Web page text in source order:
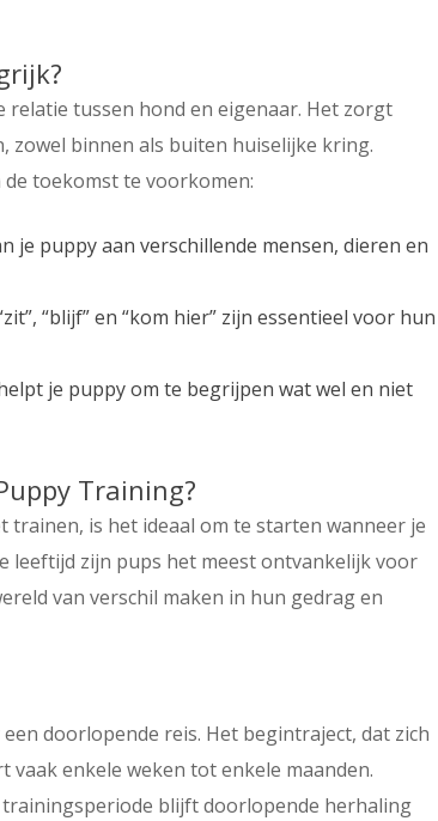
tussen hond en eigenaar. Het zorgt
zowel binnen als buiten huiselijke kring.
toekomst te voorkomen:
je puppy aan verschillende mensen, dieren en
“blijf” en “kom hier” zijn essentieel voor hun
je puppy om te begrijpen wat wel en niet
Training?
is het ideaal om te starten wanneer je
leeftijd zijn pups het meest ontvankelijk voor
van verschil maken in hun gedrag en
doorlopende reis. Het begintraject, dat zich
vaak enkele weken tot enkele maanden.
blijft doorlopende herhaling